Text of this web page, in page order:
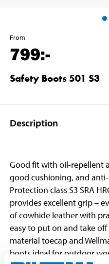
From
799:-
Safety Boots 501 S3
Description
Good fit with oil-repellent
good cushioning, and
Protection class S3 SRA
provides excellent grip –
of cowhide leather with
easy to put on and take
material toecap and
boots ideal for outdoor